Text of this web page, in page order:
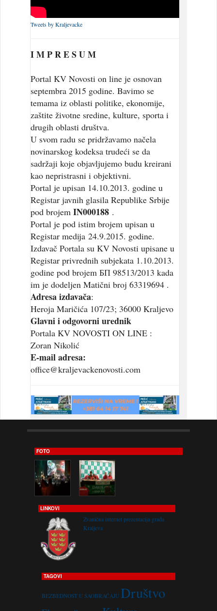
Tweets by Kraljevacke
I M P R E S U M
Portal KV Novosti on line je osnovan
septembra 2015 godine. Bavimo se
temama iz oblasti politike, ekonomije,
zaštite životne sredine, kulture, sporta i
drugih oblasti društva.
U svom radu se pridržavamo načela
novinarskog kodeksa trudeći se da
sadržaji koje objavljujemo budu kreirani
kao nepristrasni i objektivni.
Portal je upisan 14.10.2013. godine u
Registar javnih glasila Republike Srbije
pod brojemIN000188 .
Portal je pod istim brojem upisan u
Registar medija 24.9.2015. godine.
Izdavač Portala su KV Novosti upisane u
Registar privrednih subjekata 1.10.2013.
godine pod brojem БП 98513/2013 kada
im je dodeljen Matični broj 63319694 .
Adresa izdavača:
Heroja Maričića 107/23; 36000 Kraljevo
Glavni i odgovorni urednik
Portala KV NOVOSTI ON LINE :
Zoran Nikolić
E-mail adresa:
office@kraljevackenovosti.com
FOTO
LINKOVI
Zvanična internet prezentacija grada
Kraljeva
TAGOVI
BEZBEDNOST U SAOBRAĆAJU Društvo